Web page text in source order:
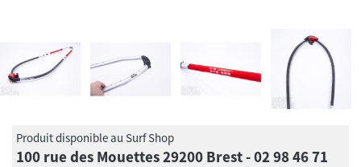
Produit disponible au Surf Shop
100 rue des Mouettes 29200 Brest - 02 98 46 71